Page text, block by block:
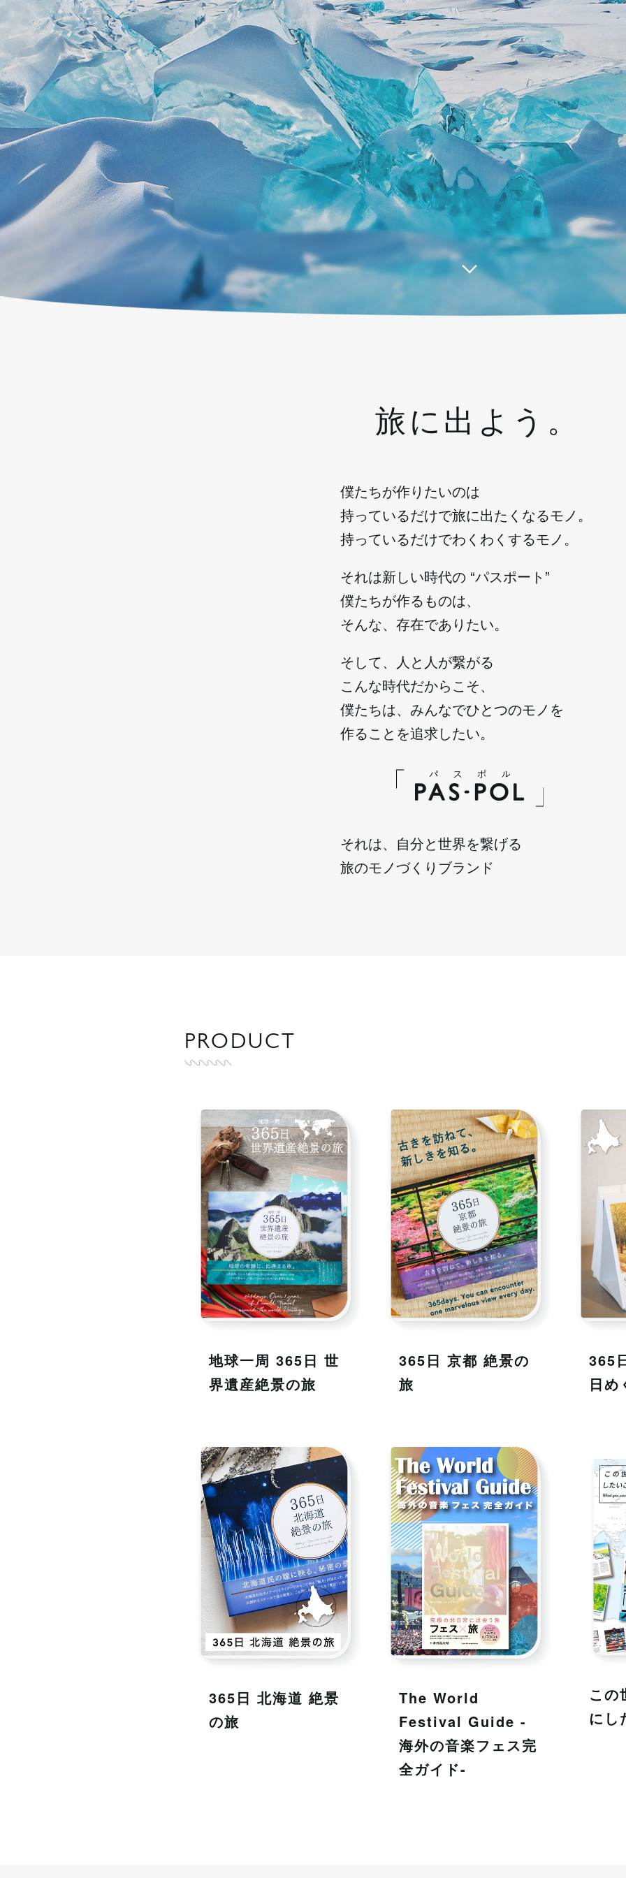
旅に出よう 。
僕たちが作りたいのは
持っているだけで旅に出たくなるモノ。
持っているだけでわくわくするモノ。
それは新しい時代の “パスポート”
僕たちが作るものは、
そんな、存在でありたい。
そして、人と人が繋がる
こんな時代だからこそ、
僕たちは、みんなでひとつのモノを
作ることを追求したい。
それは、自分と世界を繋げる
旅のモノづくりブランド
PRODUCT
地球一周 365日 世
界遺産絶景の旅
365日 京都 絶景の
旅
365
日め
365日 北海道 絶景
の旅
The World
Festival Guide -
海外の音楽フェス完
全ガイド-
この
にし